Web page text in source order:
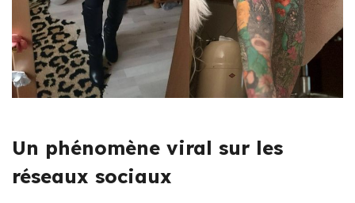
Un phénomène viral sur les
réseaux sociaux